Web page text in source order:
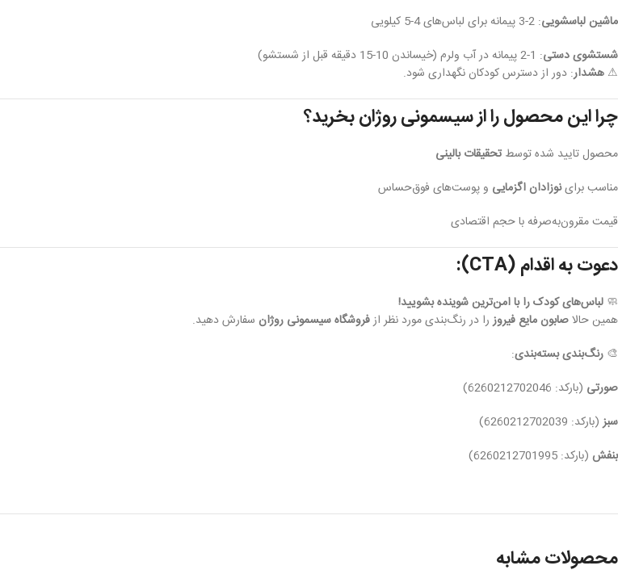
ماشین لباسشویی: 2-3 پیمانه برای لباس‌های 4-5 کیلویی
شستشوی دستی: 1-2 پیمانه در آب ولرم (خیساندن 10-15 دقیقه قبل از شستشو)
⚠ هشدار: دور از دسترس کودکان نگهداری شود.
چرا این محصول را از سیسمونی روژان بخرید؟
محصول تایید شده توسط تحقیقات بالینی
مناسب براینوزادان اگزمايی و پوست‌های فوق‌حساس
قیمت مقرون‌به‌صرفه با حجم اقتصادی
دعوت به اقدام (CTA):
🧼 لباس‌های کودک را با امن‌ترین شوینده بشویید!
همین حالاصابون مایع فیروزرا در رنگ‌بندی مورد نظر ازفروشگاه سیسمونی روژان سفارش دهید.
🎨 رنگ‌بندی بسته‌بندی:
صورتی (بارکد: 6260212702046)
سبز(بارکد: 6260212702039)
بنفش (بارکد: 6260212701995)
محصولات مشابه